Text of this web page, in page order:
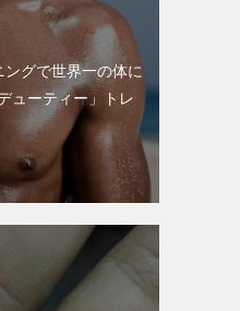
グで世界一の体に
ューティー」トレ